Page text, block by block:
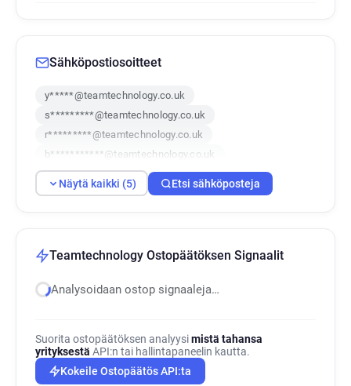
Sähköpostiosoitteet
y*****@teamtechnology.co.uk
s*********@teamtechnology.co.uk
r*********@teamtechnology.co.uk
b***********@teamtechnology.co.uk
b************@teamtechnology.co.uk
Näytä kaikki (5) Etsi sähköposteja
Teamtechnology Ostopäätöksen Signaalit
Analysoidaan ostop signaaleja…
Suorita ostopäätöksen analyysimistä tahansa
yrityksestä API:n tai hallintapaneelin kautta.
Kokeile Ostopäätös API:ta